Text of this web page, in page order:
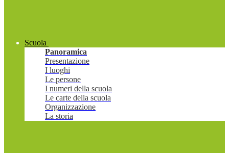
Scuola
Panoramica
Presentazione
I luoghi
Le persone
I numeri della scuola
Le carte della scuola
Organizzazione
La storia